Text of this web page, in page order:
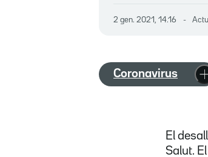
2 gen. 2021, 14.16
Coronavirus
El
Salut.